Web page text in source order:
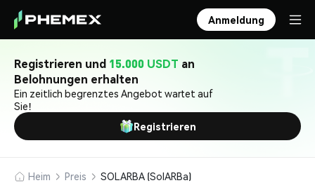
Anmeldung
Registrieren und 15.000 USDT an
Belohnungen erhalten
Ein zeitlich begrenztes Angebot wartet auf
Sie!
Registrieren
Heim Preis SOLARBA (SolARBa)